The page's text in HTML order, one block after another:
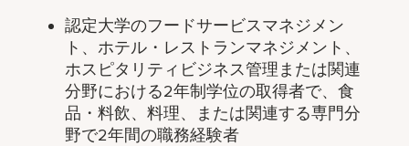
認定大学のフードサービスマネジメン
ト、ホテル・レストランマネジメント、
ホスピタリティビジネス管理または関連
分野における2年制学位の取得者で、食
品・料飲、料理、または関連する専門分
野で2年間の職務経験者